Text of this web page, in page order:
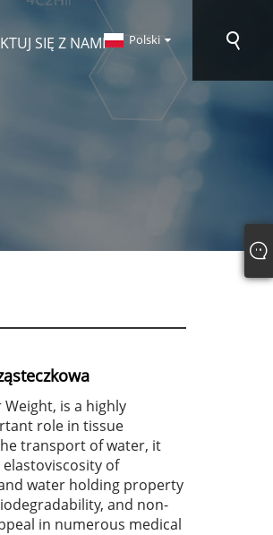
SIĘ Z NAMI Polski
is a highly
role in tissue
transport of water, it
of
water holding property
and non-
in numerous medical